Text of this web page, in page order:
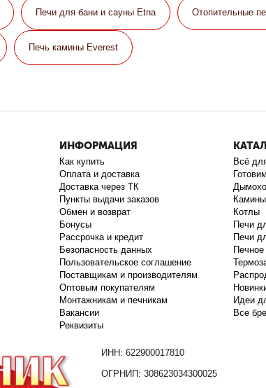
Печи для бани и сауны Etna Отопительные
Печь камины Everest
ИНФОРМАЦИЯ
Как купить
Оплата и доставка
Доставка через ТК
Пункты выдачи заказов
Обмен и возврат
Бонусы
Рассрочка и кредит
Безопасность данных
Пользовательское соглашение
Поставщикам и производителям
Оптовым покупателям
Монтажникам и печникам
Вакансии
Реквизиты
Всё
Камины
Котлы
Печи
Печи
Идеи
Все
ИНН: 622900017810
ОГРНИП: 308623034300025